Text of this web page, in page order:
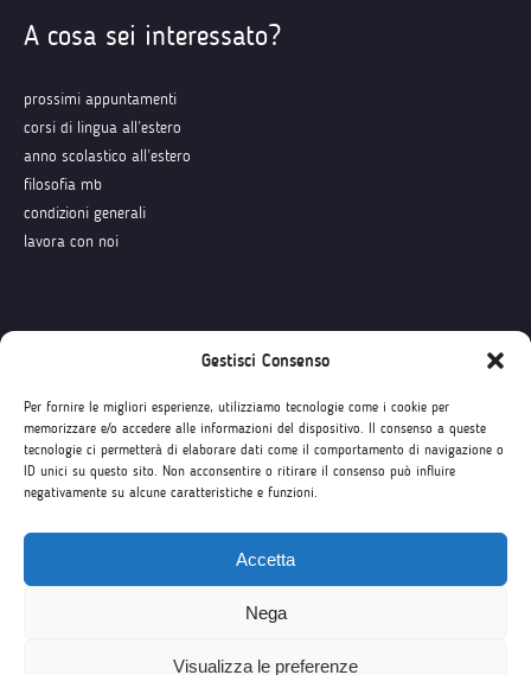
Gestisci Consenso
Per fornire le migliori esperienze, utilizziamo tecnologie come i cookie per
memorizzare e/o accedere alle informazioni del dispositivo. Il consenso a queste
tecnologie ci permetterà di elaborare dati come il comportamento di navigazione o
ID unici su questo sito. Non acconsentire o ritirare il consenso può influire
negativamente su alcune caratteristiche e funzioni.
Accetta
Nega
Visualizza le preferenze
A cosa sei interessato?
prossimi appuntamenti
corsi di lingua all’estero
anno scolastico all’estero
filosofia mb
condizioni generali
lavora con noi